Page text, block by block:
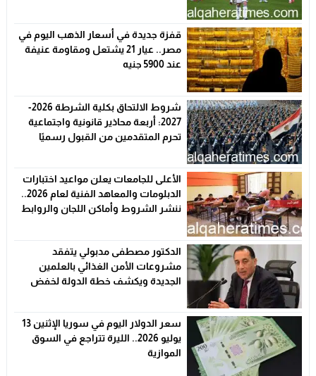
قفزة جديدة في أسعار الذهب اليوم في
مصر.. عيار 21 يشتعل ومقاومة عنيفة
عند 5900 جنيه
شروط الالتحاق بكلية الشرطة 2026-
2027: أربعة محاذير قانونية واجتماعية
تحرم المتقدمين من القبول رسميًا
الأعلى للجامعات يعلن مواعيد اختبارات
الدبلومات والمعاهد الفنية لعام 2026..
ننشر الشروط وأماكن اللجان والروابط
الدكتور مصطفى مدبولي يتفقد
مشروعات الأمن الغذائي بالعلمين
الجديدة ويكشف خطة الدولة لخفض
سعر الدولار اليوم في سوريا الإثنين 13
يوليو 2026.. الليرة تتراجع في السوق
الموازية